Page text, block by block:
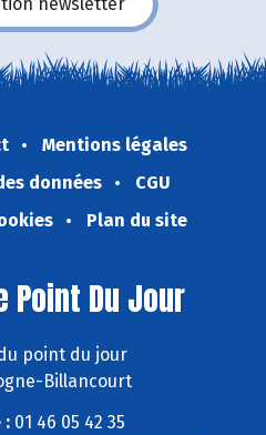
Mentions légales
données
CGU
Plan du site
Point Du Jour
point du jour
Billancourt
:01 46 05 42 35